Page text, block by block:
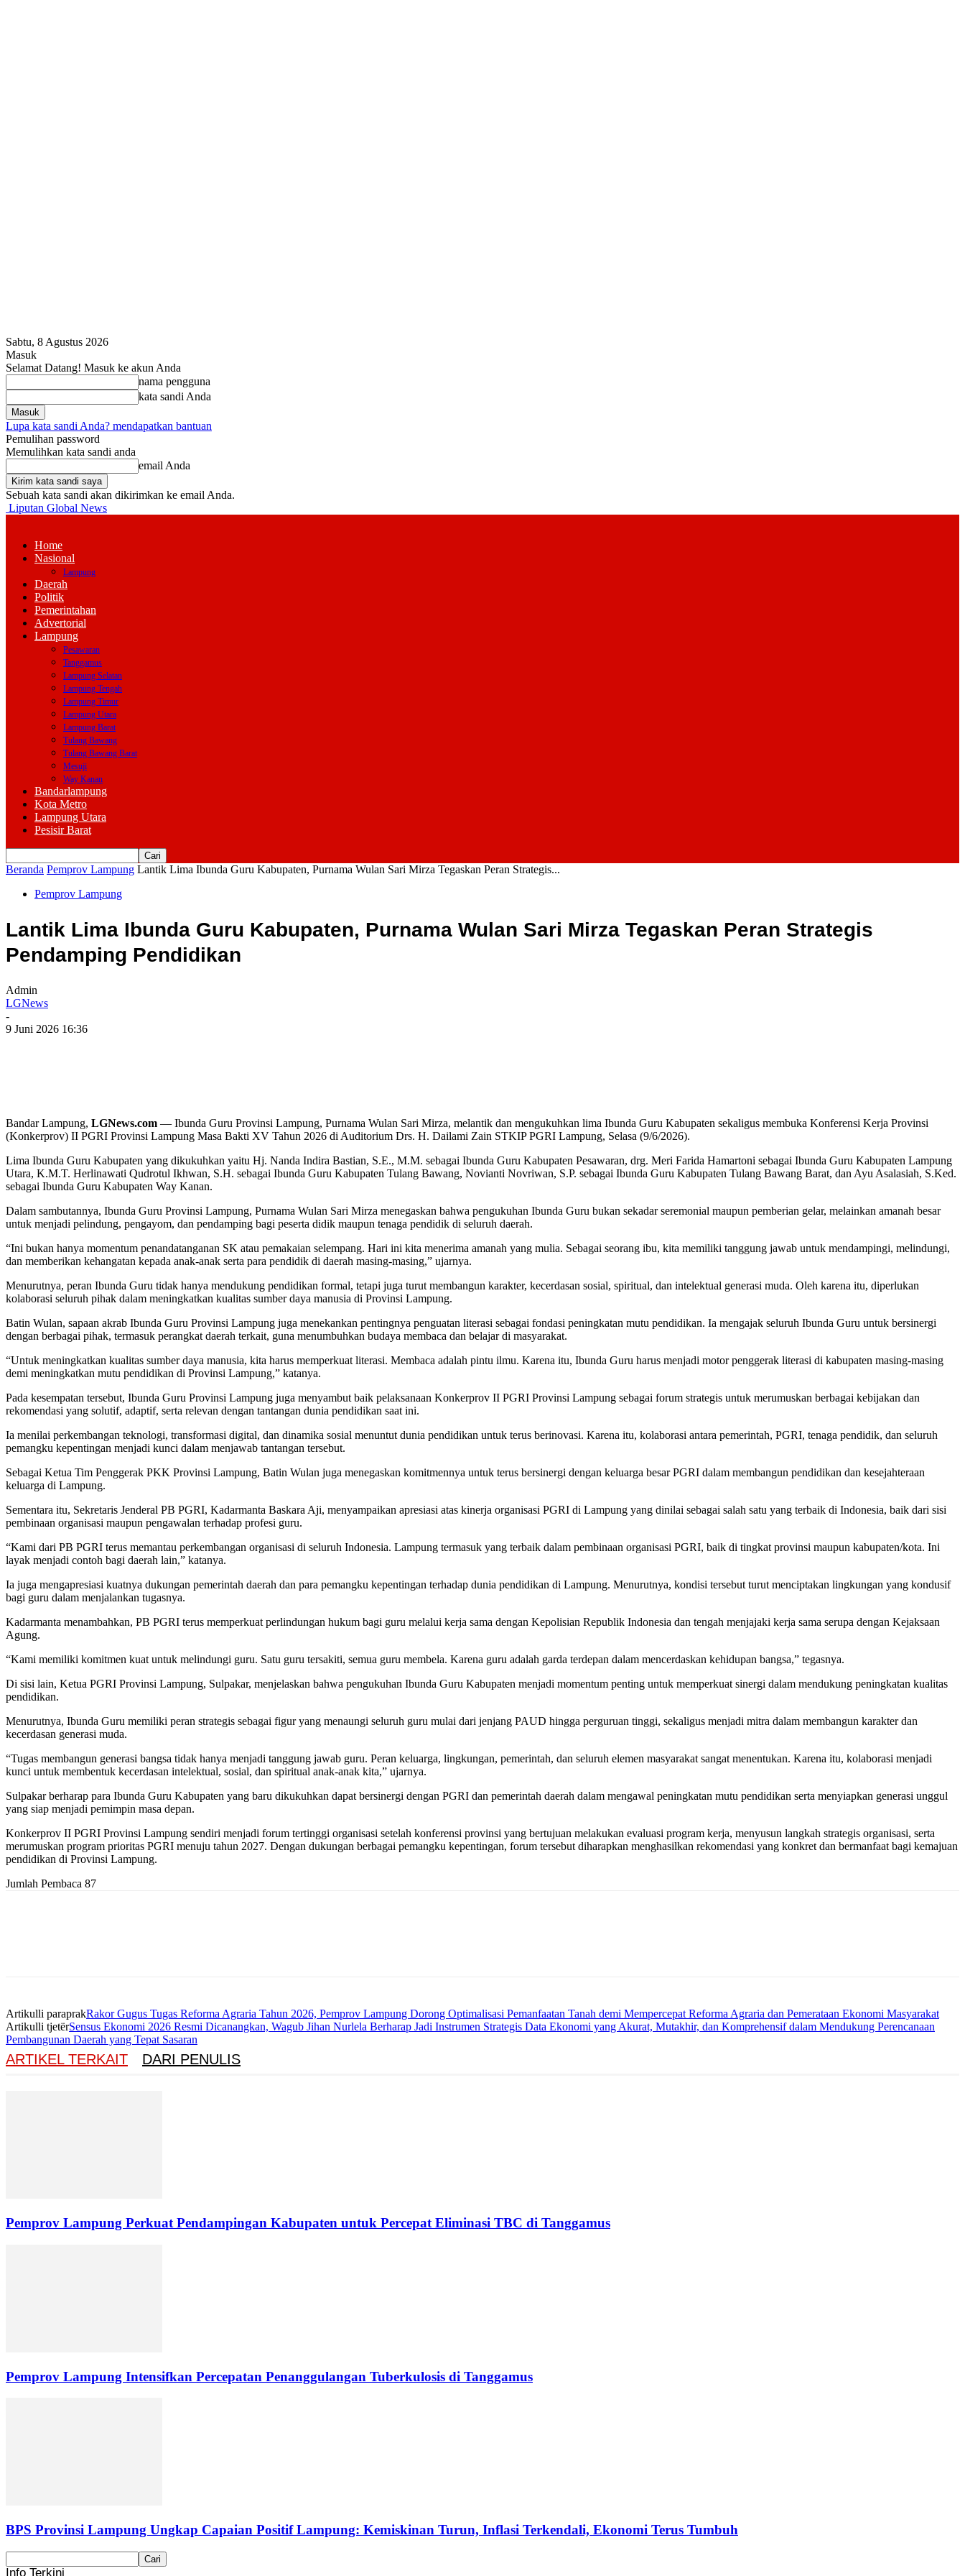
Sabtu, 8 Agustus 2026
Masuk
Selamat Datang! Masuk ke akun Anda
nama pengguna
kata sandi Anda
Lupa kata sandi Anda? mendapatkan bantuan
Pemulihan password
Memulihkan kata sandi anda
email Anda
Sebuah kata sandi akan dikirimkan ke email Anda.
Liputan Global News
Home
Nasional
Lampung
Daerah
Politik
Pemerintahan
Advertorial
Lampung
Pesawaran
Tanggamus
Lampung Selatan
Lampung Tengah
Lampung Timur
Lampung Utara
Lampung Barat
Tulang Bawang
Tulang Bawang Barat
Mesuji
Way Kanan
Bandarlampung
Kota Metro
Lampung Utara
Pesisir Barat
Beranda Pemprov Lampung Lantik Lima Ibunda Guru Kabupaten, Purnama Wulan Sari Mirza Tegaskan Peran Strategis...
Pemprov Lampung
Lantik Lima Ibunda Guru Kabupaten, Purnama Wulan Sari Mirza Tegaskan Peran Strategis
Pendamping Pendidikan
Admin
LGNews
-
9 Juni 2026 16:36
Bandar Lampung, LGNews.com — Ibunda Guru Provinsi Lampung, Purnama Wulan Sari Mirza, melantik dan mengukuhkan lima Ibunda Guru Kabupaten sekaligus membuka Konferensi Kerja Provinsi
(Konkerprov) II PGRI Provinsi Lampung Masa Bakti XV Tahun 2026 di Auditorium Drs. H. Dailami Zain STKIP PGRI Lampung, Selasa (9/6/2026).
Lima Ibunda Guru Kabupaten yang dikukuhkan yaitu Hj. Nanda Indira Bastian, S.E., M.M. sebagai Ibunda Guru Kabupaten Pesawaran, drg. Meri Farida Hamartoni sebagai Ibunda Guru Kabupaten Lampung
Utara, K.M.T. Herlinawati Qudrotul Ikhwan, S.H. sebagai Ibunda Guru Kabupaten Tulang Bawang, Novianti Novriwan, S.P. sebagai Ibunda Guru Kabupaten Tulang Bawang Barat, dan Ayu Asalasiah, S.Ked.
sebagai Ibunda Guru Kabupaten Way Kanan.
Dalam sambutannya, Ibunda Guru Provinsi Lampung, Purnama Wulan Sari Mirza menegaskan bahwa pengukuhan Ibunda Guru bukan sekadar seremonial maupun pemberian gelar, melainkan amanah besar
untuk menjadi pelindung, pengayom, dan pendamping bagi peserta didik maupun tenaga pendidik di seluruh daerah.
“Ini bukan hanya momentum penandatanganan SK atau pemakaian selempang. Hari ini kita menerima amanah yang mulia. Sebagai seorang ibu, kita memiliki tanggung jawab untuk mendampingi, melindungi,
dan memberikan kehangatan kepada anak-anak serta para pendidik di daerah masing-masing,” ujarnya.
Menurutnya, peran Ibunda Guru tidak hanya mendukung pendidikan formal, tetapi juga turut membangun karakter, kecerdasan sosial, spiritual, dan intelektual generasi muda. Oleh karena itu, diperlukan
kolaborasi seluruh pihak dalam meningkatkan kualitas sumber daya manusia di Provinsi Lampung.
Batin Wulan, sapaan akrab Ibunda Guru Provinsi Lampung juga menekankan pentingnya penguatan literasi sebagai fondasi peningkatan mutu pendidikan. Ia mengajak seluruh Ibunda Guru untuk bersinergi
dengan berbagai pihak, termasuk perangkat daerah terkait, guna menumbuhkan budaya membaca dan belajar di masyarakat.
“Untuk meningkatkan kualitas sumber daya manusia, kita harus memperkuat literasi. Membaca adalah pintu ilmu. Karena itu, Ibunda Guru harus menjadi motor penggerak literasi di kabupaten masing-masing
demi meningkatkan mutu pendidikan di Provinsi Lampung,” katanya.
Pada kesempatan tersebut, Ibunda Guru Provinsi Lampung juga menyambut baik pelaksanaan Konkerprov II PGRI Provinsi Lampung sebagai forum strategis untuk merumuskan berbagai kebijakan dan
rekomendasi yang solutif, adaptif, serta relevan dengan tantangan dunia pendidikan saat ini.
Ia menilai perkembangan teknologi, transformasi digital, dan dinamika sosial menuntut dunia pendidikan untuk terus berinovasi. Karena itu, kolaborasi antara pemerintah, PGRI, tenaga pendidik, dan seluruh
pemangku kepentingan menjadi kunci dalam menjawab tantangan tersebut.
Sebagai Ketua Tim Penggerak PKK Provinsi Lampung, Batin Wulan juga menegaskan komitmennya untuk terus bersinergi dengan keluarga besar PGRI dalam membangun pendidikan dan kesejahteraan
keluarga di Lampung.
Sementara itu, Sekretaris Jenderal PB PGRI, Kadarmanta Baskara Aji, menyampaikan apresiasi atas kinerja organisasi PGRI di Lampung yang dinilai sebagai salah satu yang terbaik di Indonesia, baik dari sisi
pembinaan organisasi maupun pengawalan terhadap profesi guru.
“Kami dari PB PGRI terus memantau perkembangan organisasi di seluruh Indonesia. Lampung termasuk yang terbaik dalam pembinaan organisasi PGRI, baik di tingkat provinsi maupun kabupaten/kota. Ini
layak menjadi contoh bagi daerah lain,” katanya.
Ia juga mengapresiasi kuatnya dukungan pemerintah daerah dan para pemangku kepentingan terhadap dunia pendidikan di Lampung. Menurutnya, kondisi tersebut turut menciptakan lingkungan yang kondusif
bagi guru dalam menjalankan tugasnya.
Kadarmanta menambahkan, PB PGRI terus memperkuat perlindungan hukum bagi guru melalui kerja sama dengan Kepolisian Republik Indonesia dan tengah menjajaki kerja sama serupa dengan Kejaksaan
Agung.
“Kami memiliki komitmen kuat untuk melindungi guru. Satu guru tersakiti, semua guru membela. Karena guru adalah garda terdepan dalam mencerdaskan kehidupan bangsa,” tegasnya.
Di sisi lain, Ketua PGRI Provinsi Lampung, Sulpakar, menjelaskan bahwa pengukuhan Ibunda Guru Kabupaten menjadi momentum penting untuk memperkuat sinergi dalam mendukung peningkatan kualitas
pendidikan.
Menurutnya, Ibunda Guru memiliki peran strategis sebagai figur yang menaungi seluruh guru mulai dari jenjang PAUD hingga perguruan tinggi, sekaligus menjadi mitra dalam membangun karakter dan
kecerdasan generasi muda.
“Tugas membangun generasi bangsa tidak hanya menjadi tanggung jawab guru. Peran keluarga, lingkungan, pemerintah, dan seluruh elemen masyarakat sangat menentukan. Karena itu, kolaborasi menjadi
kunci untuk membentuk kecerdasan intelektual, sosial, dan spiritual anak-anak kita,” ujarnya.
Sulpakar berharap para Ibunda Guru Kabupaten yang baru dikukuhkan dapat bersinergi dengan PGRI dan pemerintah daerah dalam mengawal peningkatan mutu pendidikan serta menyiapkan generasi unggul
yang siap menjadi pemimpin masa depan.
Konkerprov II PGRI Provinsi Lampung sendiri menjadi forum tertinggi organisasi setelah konferensi provinsi yang bertujuan melakukan evaluasi program kerja, menyusun langkah strategis organisasi, serta
merumuskan program prioritas PGRI menuju tahun 2027. Dengan dukungan berbagai pemangku kepentingan, forum tersebut diharapkan menghasilkan rekomendasi yang konkret dan bermanfaat bagi kemajuan
pendidikan di Provinsi Lampung.
Jumlah Pembaca 87
Artikulli paraprakRakor Gugus Tugas Reforma Agraria Tahun 2026, Pemprov Lampung Dorong Optimalisasi Pemanfaatan Tanah demi Mempercepat Reforma Agraria dan Pemerataan Ekonomi Masyarakat
Artikulli tjetërSensus Ekonomi 2026 Resmi Dicanangkan, Wagub Jihan Nurlela Berharap Jadi Instrumen Strategis Data Ekonomi yang Akurat, Mutakhir, dan Komprehensif dalam Mendukung Perencanaan
Pembangunan Daerah yang Tepat Sasaran
ARTIKEL TERKAIT DARI PENULIS
Pemprov Lampung Perkuat Pendampingan Kabupaten untuk Percepat Eliminasi TBC di Tanggamus
Pemprov Lampung Intensifkan Percepatan Penanggulangan Tuberkulosis di Tanggamus
BPS Provinsi Lampung Ungkap Capaian Positif Lampung: Kemiskinan Turun, Inflasi Terkendali, Ekonomi Terus Tumbuh
Info Terkini